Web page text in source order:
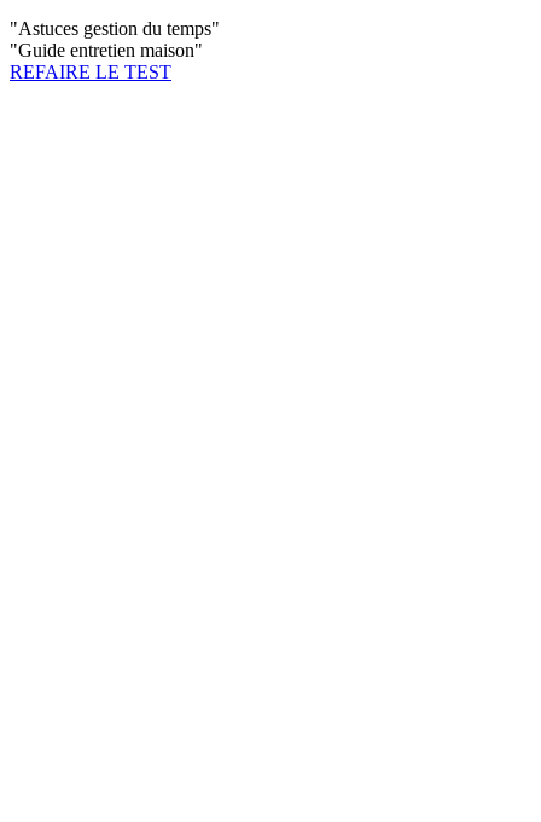
"Astuces gestion du temps"
"Guide entretien maison"
REFAIRE LE TEST